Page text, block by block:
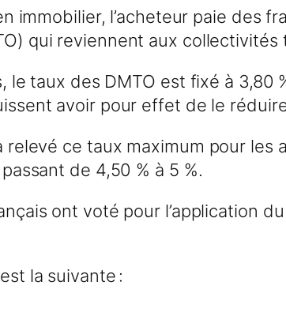
immobilier, l’acheteur paie
qui reviennent aux collectivités
le taux des DMTO est fixé à
avoir pour effet de le
relevé ce taux maximum pour
de 4,50 % à 5 %.
ont voté pour l’application
la suivante :